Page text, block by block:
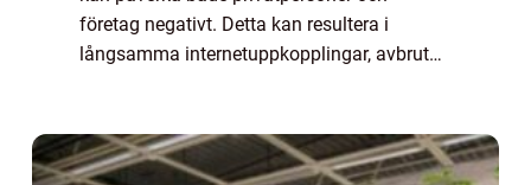
företag negativt. Detta kan resultera i
långsamma internetuppkopplingar, avbrutna